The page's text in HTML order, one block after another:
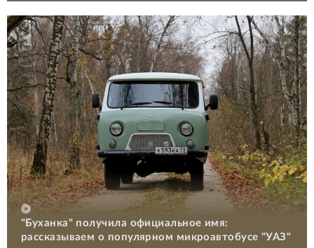
"Буханка" получила официальное имя:
рассказываем о популярном микроавтобусе "УАЗ"